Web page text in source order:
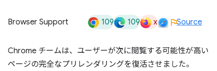
Browser Support 109 109 x Source
Chrome チームは、ユーザーが次に閲覧する可能性が高い
ページの完全なプリレンダリングを復活させました。